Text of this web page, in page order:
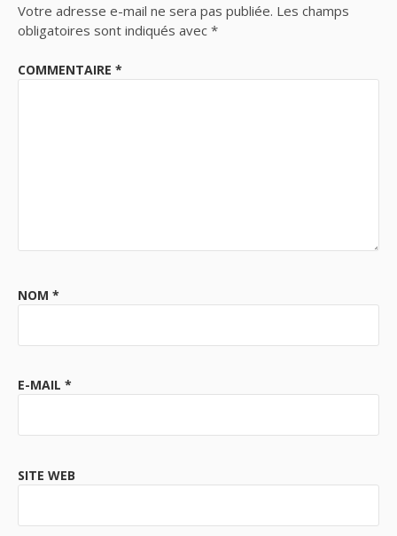
Votre adresse e-mail ne sera pas publiée. Les champs
obligatoires sont indiqués avec *
COMMENTAIRE *
NOM *
E-MAIL *
SITE WEB